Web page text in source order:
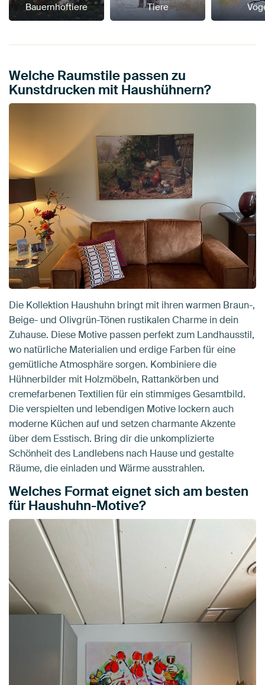
Bauernhoftiere Tiere
Welche Raumstile passen zu
Kunstdrucken mit Haushühnern?
Die Kollektion Haushuhn bringt mit ihren warmen Braun-,
Beige- und Olivgrün-Tönen rustikalen Charme in dein
Zuhause. Diese Motive passen perfekt zum Landhausstil,
wo natürliche Materialien und erdige Farben für eine
gemütliche Atmosphäre sorgen. Kombiniere die
Hühnerbilder mit Holzmöbeln, Rattankörben und
cremefarbenen Textilien für ein stimmiges Gesamtbild.
Die verspielten und lebendigen Motive lockern auch
moderne Küchen auf und setzen charmante Akzente
über dem Esstisch. Bring dir die unkomplizierte
Schönheit des Landlebens nach Hause und gestalte
Räume, die einladen und Wärme ausstrahlen.
Welches Format eignet sich am besten
für Haushuhn-Motive?